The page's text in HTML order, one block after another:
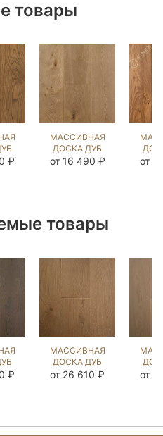
товары
₽
МАССИВНАЯ
ДОСКА ДУБ
РИДС OIL
от 16 490 ₽ от
товары
₽
МАССИВНАЯ
ДОСКА ДУБ
БЕРТ
от 26 610 ₽ от